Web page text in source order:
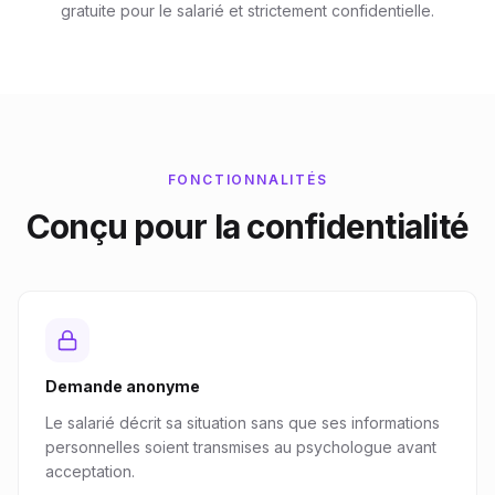
gratuite pour le salarié et strictement confidentielle.
FONCTIONNALITÉS
Conçu pour la confidentialité
Demande anonyme
Le salarié décrit sa situation sans que ses informations
personnelles soient transmises au psychologue avant
acceptation.